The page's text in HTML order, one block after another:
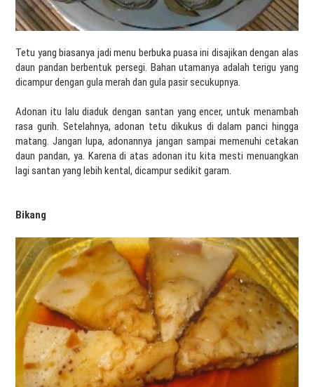
Tetu yang biasanya jadi menu berbuka puasa ini disajikan dengan alas
daun pandan berbentuk persegi. Bahan utamanya adalah terigu yang
dicampur dengan gula merah dan gula pasir secukupnya.
Adonan itu lalu diaduk dengan santan yang encer, untuk menambah
rasa gurih. Setelahnya, adonan tetu dikukus di dalam panci hingga
matang. Jangan lupa, adonannya jangan sampai memenuhi cetakan
daun pandan, ya. Karena di atas adonan itu kita mesti menuangkan
lagi santan yang lebih kental, dicampur sedikit garam.
Bikang